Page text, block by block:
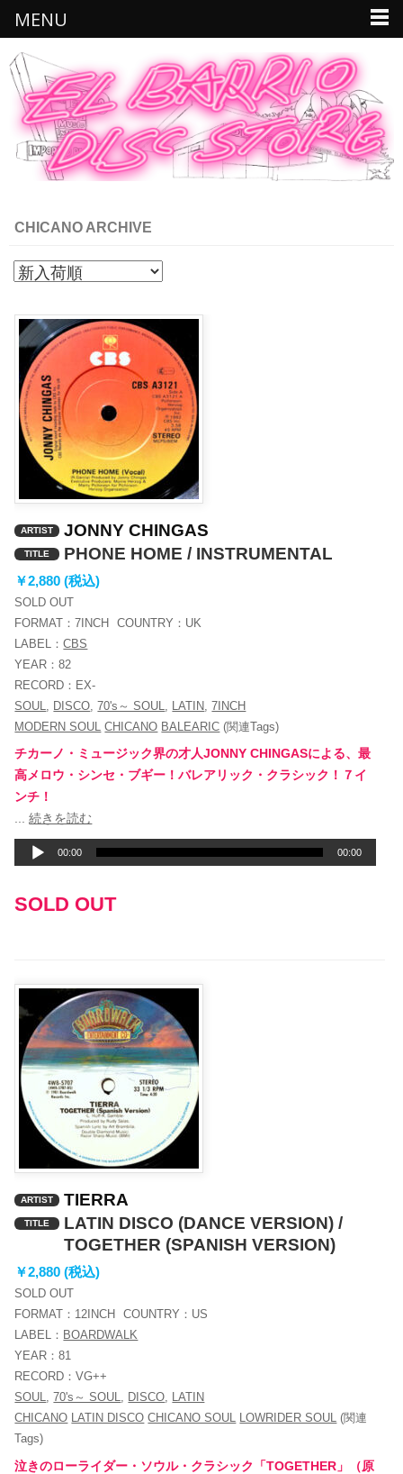
CHICANO ARCHIVE
ARTIST JONNY CHINGAS
TITLE PHONE HOME / INSTRUMENTAL
￥2,880 (税込)
SOLD OUT
FORMAT：7INCH COUNTRY： UK
LABEL：CBS
YEAR：82
RECORD： EX-
SOUL
DISCO ,70's～ SOUL LATIN ,7INCH
MODERN SOUL CHICANO BALEARIC (関連Tags)
チカーノ・ミュージック界の才人JONNY CHINGASによる、最
高メロウ・シンセ・ブギー！バレアリック・クラシック！７イ
ンチ！
... 続きを読む
声
プ
ー
00:00 00:00
SOLD OUT
ARTIST TIERRA
TITLE
LATIN DISCO (DANCE VERSION) /
TOGETHER (SPANISH VERSION)
￥2,880 (税込)
SOLD OUT
FORMAT： 12INCH COUNTRY： US
LABEL： BOARDWALK
YEAR：81
RECORD：VG++
SOUL
,70's～ SOUL DISCO
LATIN
CHICANO
LATIN DISCO CHICANO SOUL LOWRIDER SOUL
(関連
Tags)
泣きのローライダー・ソウル・クラシック「TOGETHER」（原
MENU